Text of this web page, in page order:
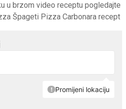
u brzom video receptu pogledajte
Špageti Pizza Carbonara recept